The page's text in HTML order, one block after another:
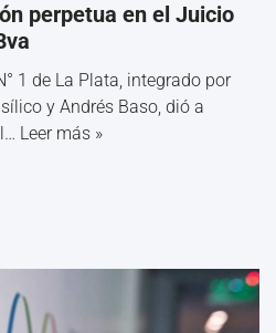
perpetua en el Juicio
1 de La Plata, integrado por
y Andrés Baso, dió a
Leer más »